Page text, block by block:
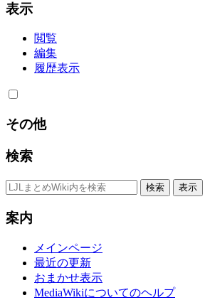
表示
閲覧
編集
履歴表示
その他
検索
案内
メインページ
最近の更新
おまかせ表示
MediaWikiについてのヘルプ